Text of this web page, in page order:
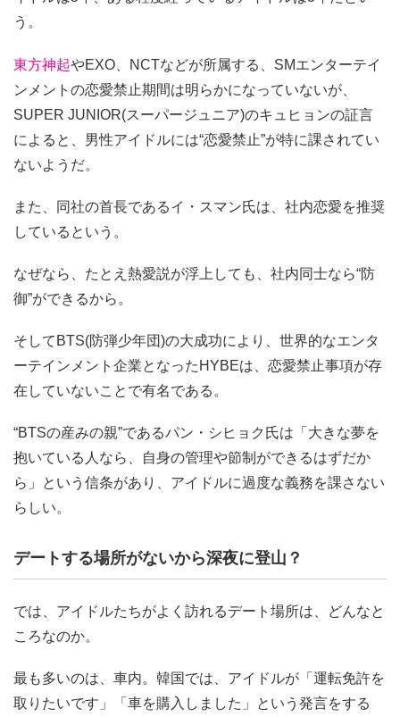
う。
東方神起やEXO、NCTなどが所属する、SMエンターテイ
ンメントの恋愛禁止期間は明らかになっていないが、
SUPER JUNIOR(スーパージュニア)のキュヒョンの証言
によると、男性アイドルには“恋愛禁止”が特に課されてい
ないようだ。
また、同社の首長であるイ・スマン氏は、社内恋愛を推奨
しているという。
なぜなら、たとえ熱愛説が浮上しても、社内同士なら“防
御”ができるから。
そしてBTS(防弾少年団)の大成功により、世界的なエンタ
ーテインメント企業となったHYBEは、恋愛禁止事項が存
在していないことで有名である。
“BTSの産みの親”であるパン・シヒョク氏は「大きな夢を
抱いている人なら、自身の管理や節制ができるはずだか
ら」という信条があり、アイドルに過度な義務を課さない
らしい。
デートする場所がないから深夜に登山？
では、アイドルたちがよく訪れるデート場所は、どんなと
ころなのか。
最も多いのは、車内。韓国では、アイドルが「運転免許を
取りたいです」「車を購入しました」という発言をする